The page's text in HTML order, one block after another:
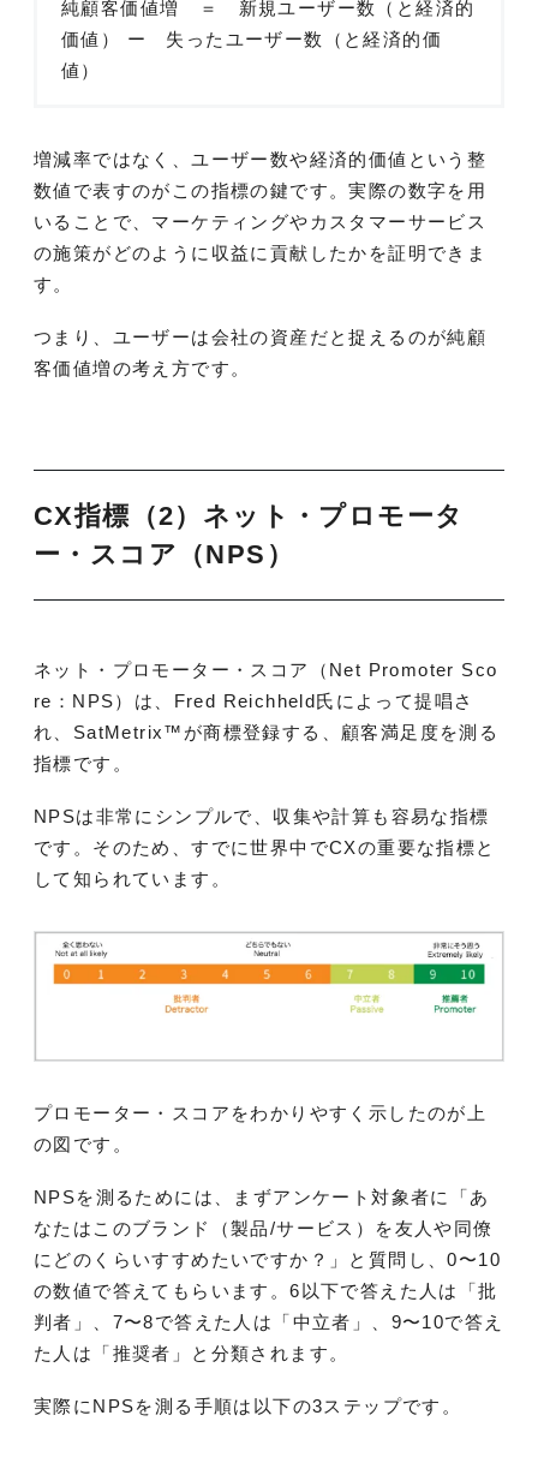
純顧客価値増 ＝ 新規ユーザー数（と経済的
価値） ー 失ったユーザー数（と経済的価
値）
増減率ではなく、ユーザー数や経済的価値という整
数値で表すのがこの指標の鍵です。実際の数字を用
いることで、マーケティングやカスタマーサービス
の施策がどのように収益に貢献したかを証明できま
す。
つまり、ユーザーは会社の資産だと捉えるのが純顧
客価値増の考え方です。
CX指標（2）ネット・プロモータ
ー・スコア（NPS）
ネット・プロモーター・スコア（Net Promoter Sco
re：NPS）は、Fred Reichheld氏によって提唱さ
れ、SatMetrix™が商標登録する、顧客満足度を測る
指標です。
NPSは非常にシンプルで、収集や計算も容易な指標
です。そのため、すでに世界中でCXの重要な指標と
して知られています。
プロモーター・スコアをわかりやすく示したのが上
の図です。
NPSを測るためには、まずアンケート対象者に「あ
なたはこのブランド（製品/サービス）を友人や同僚
にどのくらいすすめたいですか？」と質問し、0〜10
の数値で答えてもらいます。6以下で答えた人は「批
判者」、7〜8で答えた人は「中立者」、9〜10で答え
た人は「推奨者」と分類されます。
実際にNPSを測る手順は以下の3ステップです。